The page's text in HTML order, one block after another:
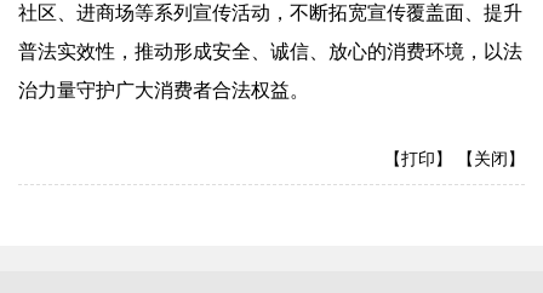
社区、进商场等系列宣传活动，不断拓宽宣传覆盖面、提升
普法实效性，推动形成安全、诚信、放心的消费环境，以法
治力量守护广大消费者合法权益。
【打印】 【关闭】